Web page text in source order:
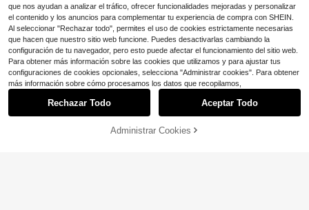
¡11% DE DESCUENTO! AÑADIR A LA BOLSA
que nos ayudan a analizar el tráfico, ofrecer funcionalidades mejoradas y personalizar
el contenido y los anuncios para complementar tu experiencia de compra con SHEIN.
Al seleccionar "Rechazar todo", permites el uso de cookies estrictamente necesarias
que hacen que nuestro sitio web funcione. Puedes desactivarlas cambiando la
configuración de tu navegador, pero esto puede afectar el funcionamiento del sitio web.
Para obtener más información sobre las cookies que utilizamos y para ajustar tus
configuraciones de cookies opcionales, selecciona "Administrar cookies". Para obtener
más información sobre cómo procesamos los datos que recopilamos,
Rechazar Todo Aceptar Todo
Administrar Cookies